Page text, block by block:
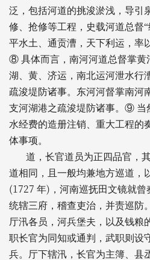
泛，包括河道的挑浚淤浅，导引
修、抢修等工程，史载河道总督
平水土、通贡漕，天下利运，率
⑧ 具体而言，南河河道总督掌
湖、黄、济运，南北运河泄水行
疏浚堤防诸事。东河河督掌南河
支河湖港之疏浚堤防诸事。⑨ 当
水经费的造册注销、重大工程的
体事项。
道，长官道员为正四品官，
道相同，且一般均兼地方巡道，
(1727 年) ，河南巡抚田文镜就
统辖三府，稽查吏治，并责巡防
厅汛各员，河兵堡夫，以及钱粮
职长官为同知或通判，武职则设
兵。厅下辖汛，长官为主簿、县